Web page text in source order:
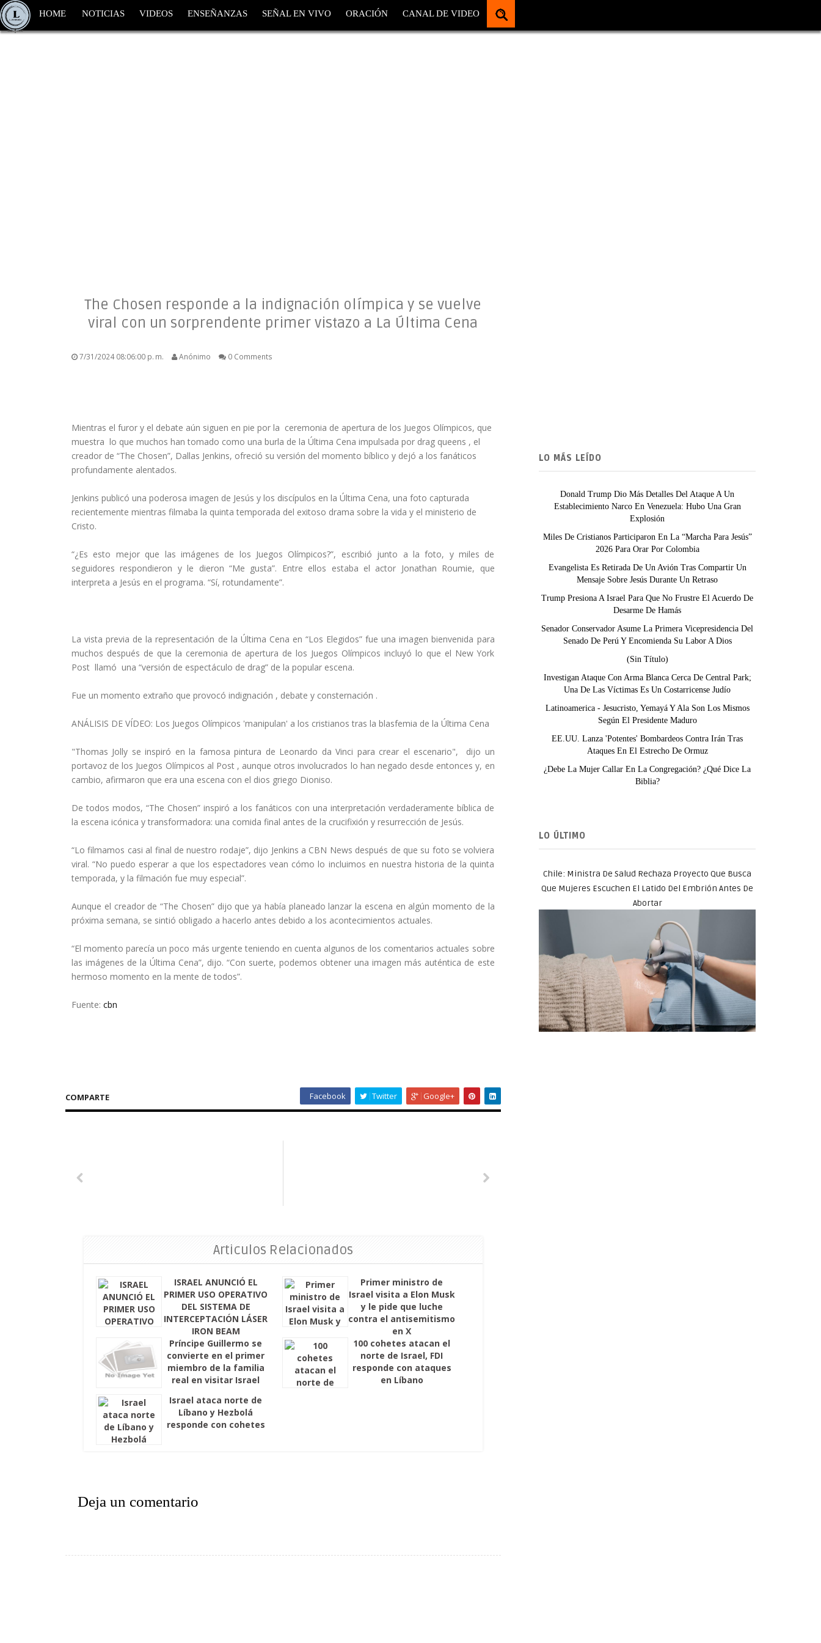
HOME NOTICIAS VIDEOS ENSEÑANZAS SEÑAL EN VIVO ORACIÓN CANAL DE VIDEO
The Chosen responde a la indignación olímpica y se vuelve
viral con un sorprendente primer vistazo a La Última Cena
7/31/2024 08:06:00 p. m. Anónimo 0 Comments
Mientras el furor y el debate aún siguen en pie por la ceremonia de apertura de los Juegos Olímpicos, que
muestra lo que muchos han tomado como una burla de la Última Cena impulsada por drag queens , el
creador de “The Chosen”, Dallas Jenkins, ofreció su versión del momento bíblico y dejó a los fanáticos
profundamente alentados.
Jenkins publicó una poderosa imagen de Jesús y los discípulos en la Última Cena, una foto capturada
recientemente mientras filmaba la quinta temporada del exitoso drama sobre la vida y el ministerio de
Cristo.
“¿Es esto mejor que las imágenes de los Juegos Olímpicos?”, escribió junto a la foto, y miles de
seguidores respondieron y le dieron “Me gusta”. Entre ellos estaba el actor Jonathan Roumie, que
interpreta a Jesús en el programa. “Sí, rotundamente”.
La vista previa de la representación de la Última Cena en “Los Elegidos” fue una imagen bienvenida para
muchos después de que la ceremonia de apertura de los Juegos Olímpicos incluyó lo que el New York
Post llamó una “versión de espectáculo de drag” de la popular escena.
Fue un momento extraño que provocó indignación , debate y consternación .
ANÁLISIS DE VÍDEO: Los Juegos Olímpicos 'manipulan' a los cristianos tras la blasfemia de la Última Cena
"Thomas Jolly se inspiró en la famosa pintura de Leonardo da Vinci para crear el escenario", dijo un
portavoz de los Juegos Olímpicos al Post , aunque otros involucrados lo han negado desde entonces y, en
cambio, afirmaron que era una escena con el dios griego Dioniso.
De todos modos, “The Chosen” inspiró a los fanáticos con una interpretación verdaderamente bíblica de
la escena icónica y transformadora: una comida final antes de la crucifixión y resurrección de Jesús.
“Lo filmamos casi al final de nuestro rodaje”, dijo Jenkins a CBN News después de que su foto se volviera
viral. “No puedo esperar a que los espectadores vean cómo lo incluimos en nuestra historia de la quinta
temporada, y la filmación fue muy especial”.
Aunque el creador de “The Chosen” dijo que ya había planeado lanzar la escena en algún momento de la
próxima semana, se sintió obligado a hacerlo antes debido a los acontecimientos actuales.
“El momento parecía un poco más urgente teniendo en cuenta algunos de los comentarios actuales sobre
las imágenes de la Última Cena”, dijo. “Con suerte, podemos obtener una imagen más auténtica de este
hermoso momento en la mente de todos”.
Fuente: cbn
COMPARTE Facebook Twitter Google+
Articulos Relacionados
ISRAEL ANUNCIÓ EL
PRIMER USO OPERATIVO
DEL SISTEMA DE
INTERCEPTACIÓN LÁSER
IRON BEAM
Primer ministro de
Israel visita a Elon Musk
y le pide que luche
contra el antisemitismo
en X
Príncipe Guillermo se
convierte en el primer
miembro de la familia
real en visitar Israel
100 cohetes atacan el
norte de Israel, FDI
responde con ataques
en Líbano
Israel ataca norte de
Líbano y Hezbolá
responde con cohetes
Deja un comentario
LO MÁS LEÍDO
Donald Trump Dio Más Detalles Del Ataque A Un
Establecimiento Narco En Venezuela: Hubo Una Gran
Explosión
Miles De Cristianos Participaron En La “Marcha Para Jesús”
2026 Para Orar Por Colombia
Evangelista Es Retirada De Un Avión Tras Compartir Un
Mensaje Sobre Jesús Durante Un Retraso
Trump Presiona A Israel Para Que No Frustre El Acuerdo De
Desarme De Hamás
Senador Conservador Asume La Primera Vicepresidencia Del
Senado De Perú Y Encomienda Su Labor A Dios
(sin Título)
Investigan Ataque Con Arma Blanca Cerca De Central Park;
Una De Las Víctimas Es Un Costarricense Judío
Latinoamerica - Jesucristo, Yemayá Y Ala Son Los Mismos
Según El Presidente Maduro
EE.UU. Lanza 'potentes' Bombardeos Contra Irán Tras
Ataques En El Estrecho De Ormuz
¿Debe La Mujer Callar En La Congregación? ¿Qué Dice La
Biblia?
LO ÚLTIMO
Chile: Ministra De Salud Rechaza Proyecto Que Busca
Que Mujeres Escuchen El Latido Del Embrión Antes De
Abortar